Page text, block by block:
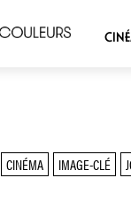
CINÉMA IMAGE-CLÉ